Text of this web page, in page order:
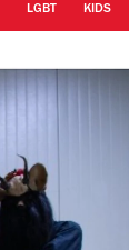
LGBT KIDS